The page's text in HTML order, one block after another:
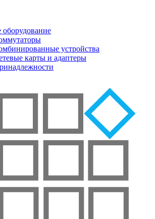
оборудование
устройства
карты и адаптеры